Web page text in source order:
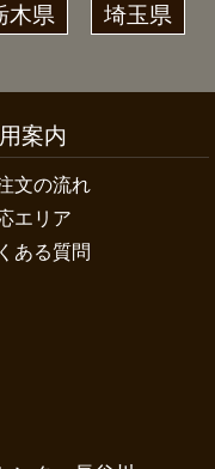
木県 埼玉県
案内
文の流れ
エリア
ある質問